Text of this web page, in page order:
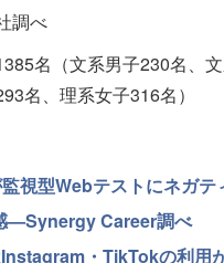
調べ
名（文系男子230名、
名、理系女子316名）
視型Webテストにネガテ
—Synergy Career調べ
Instagram・TikTokの利